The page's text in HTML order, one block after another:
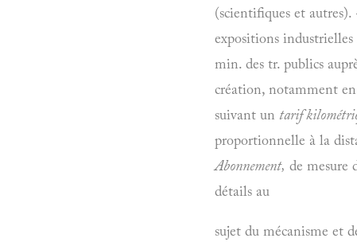
(scientifiques et
expositions industrielles
min. des tr. publics
création, notamment en
suivant un tarif
proportionnelle à la
Abonnement, de mesure
détails au
sujet du mécanisme et